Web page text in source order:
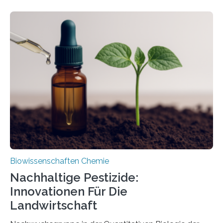
Region Kachin in Myanmar und hat sich in
ausgezeichnetem Zustand erhalten. Es konnte als neue
Art einer neuen Gattung beschrieben werden und trägt
nun den Namen Cretosabethes primaevus. Dieser erste
fossile Nachweis einer Stechmückenlarve in Bernstein
stellt gleichzeitig den ersten Fossilfund einer
Mückenlarve aus dem Mesozoikum dar, denn…
Biowissenschaften Chemie
Nachhaltige Pestizide:
Innovationen Für Die
Landwirtschaft